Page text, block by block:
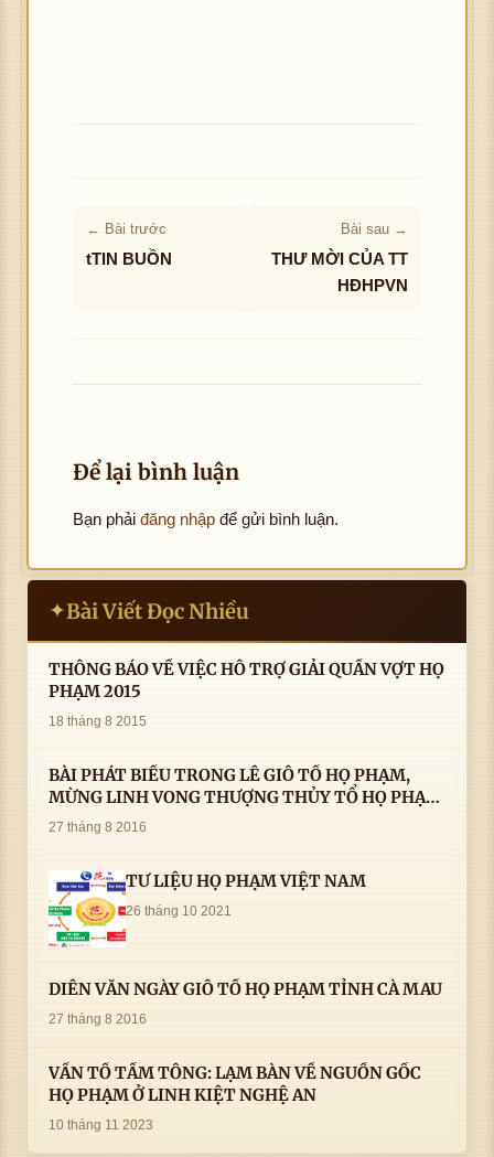
← Bài trước
tTIN BUỒN
Bài sau →
THƯ MỜI CỦA TT
HĐHPVN
Để lại bình luận
Bạn phải đăng nhập để gửi bình luận.
✦Bài Viết Đọc Nhiều
THÔNG BÁO VỀ VIỆC HỖ TRỢ GIẢI QUẦN VỢT HỌ
PHẠM 2015
18 tháng 8 2015
BÀI PHÁT BIỂU TRONG LÊ GIỖ TỔ HỌ PHẠM,
MỪNG LINH VONG THƯỢNG THỦY TỔ HỌ PHẠM
AN VỊ TAI CÀ MAU- ( 22/8/2016) CỦA LS.TS.NV.
27 tháng 8 2016
TƯ LIỆU HỌ PHẠM VIỆT NAM
26 tháng 10 2021
DIỄN VĂN NGÀY GIỖ TỔ HỌ PHẠM TỈNH CÀ MAU
27 tháng 8 2016
VẤN TỔ TẦM TÔNG: LẠM BÀN VỀ NGUỒN GỐC
HỌ PHẠM Ở LINH KIỆT NGHỆ AN
10 tháng 11 2023